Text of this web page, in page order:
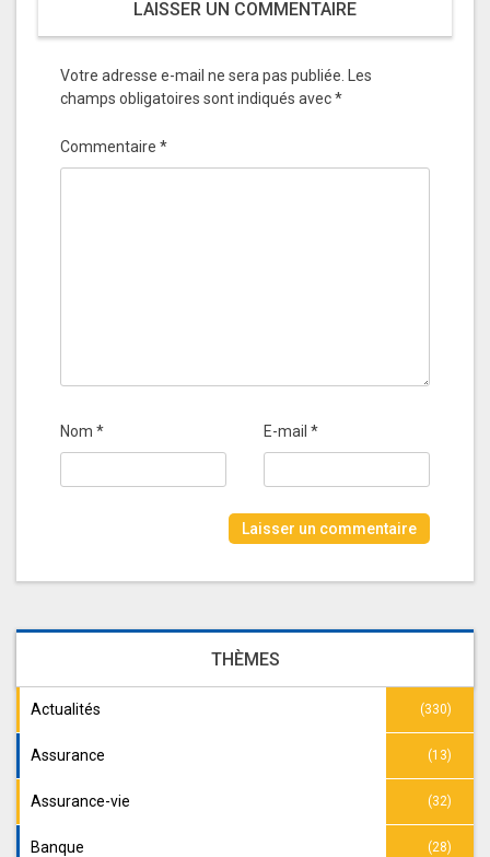
LAISSER UN COMMENTAIRE
Votre adresse e-mail ne sera pas publiée.
Les
champs obligatoires sont indiqués avec*
Commentaire *
Nom * E-mail *
THÈMES
Actualités (330)
Assurance (13)
Assurance-vie (32)
Banque (28)